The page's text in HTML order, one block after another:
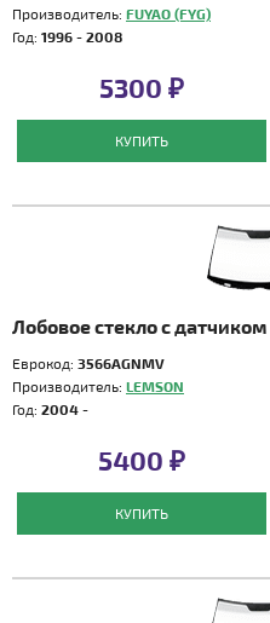
Производитель: FUYAO (FYG)
Год: 1996 - 2008
5300 ₽
КУПИТЬ
Лобовое стекло с датчиком
Еврокод: 3566AGNMV
Производитель: LEMSON
Год: 2004 -
5400 ₽
КУПИТЬ